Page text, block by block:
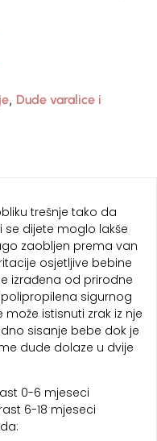
, Dude varalice i
trešnje tako da
dijete moglo lakše
zaobljen prema van
osjetljive bebine
izrađena od prirodne
sigurnog
istisnuti zrak iz nje
sisanje bebe dok je
dude dolaze u dvije
0-6 mjeseci
6-18 mjeseci